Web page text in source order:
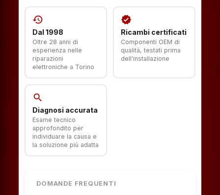
history
Dal 1998
Oltre 28 anni di
esperienza nelle
riparazioni
elettroniche a Torino
verified
Ricambi certificati
Componenti OEM di
qualità, testati prima
dell'installazione
search
Diagnosi accurata
Esame tecnico
approfondito per
individuare la causa e
la soluzione più adatta
DOMANDE FREQUENTI